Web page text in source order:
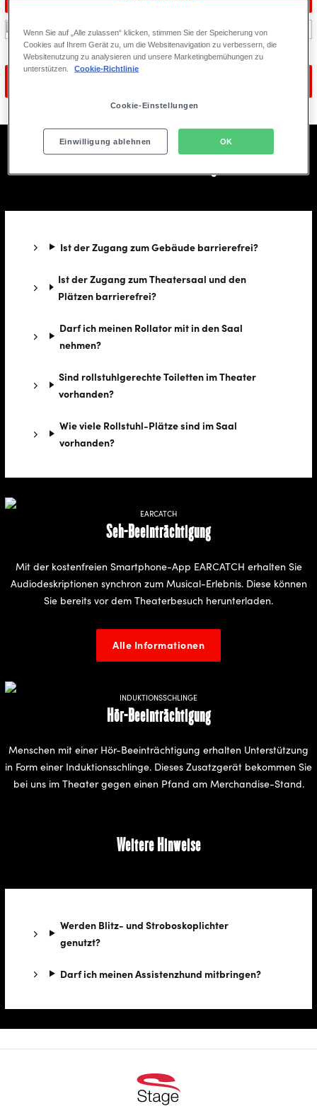
Weitere Hinweise
FRAGEN UND ANTWORTEN
Ist der Zugang zum Gebäude barrierefrei?
Ist der Zugang zum Theatersaal und den
Plätzen barrierefrei?
Darf ich meinen Rollator mit in den Saal
nehmen?
Sind rollstuhlgerechte Toiletten im Theater
vorhanden?
Wie viele Rollstuhl-Plätze sind im Saal
vorhanden?
EARCATCH
Seh-Beeinträchtigung
Mit der kostenfreien Smartphone-App EARCATCH erhalten Sie
Audiodeskriptionen synchron zum Musical-Erlebnis. Diese können
Sie bereits vor dem Theaterbesuch herunterladen.
Alle Informationen
INDUKTIONSSCHLINGE
Hör-Beeinträchtigung
Menschen mit einer Hör-Beeinträchtigung erhalten Unterstützung
in Form einer Induktionsschlinge. Dieses Zusatzgerät bekommen Sie
bei uns im Theater gegen einen Pfand am Merchandise-Stand.
Weitere Hinweise
Werden Blitz- und Stroboskoplichter
genutzt?
Darf ich meinen Assistenzhund mitbringen?
Wenn Sie auf „Alle zulassen“ klicken, stimmen Sie der Speicherung von
Cookies auf Ihrem Gerät zu, um die Websitenavigation zu verbessern, die
Websitenutzung zu analysieren und unsere Marketingbemühungen zu
unterstützen.
Cookie-Richtlinie
Cookie-Einstellungen
Einwilligung ablehnen OK